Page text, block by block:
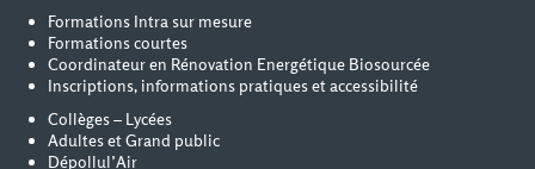
Formations Intra sur mesure
Formations courtes
Coordinateur en Rénovation Energétique Biosourcée
Inscriptions, informations pratiques et accessibilité
Collèges – Lycées
Adultes et Grand public
Dépollul’Air